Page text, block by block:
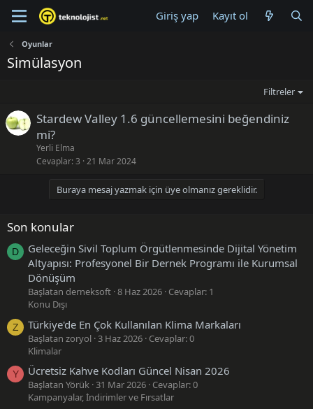
Giriş yap Kayıt ol
Oyunlar
Simülasyon
Filtreler
Stardew Valley 1.6 güncellemesini beğendiniz
mi?
Yerli Elma
Cevaplar 3 21 Mar 2024
Buraya mesaj yazmak için üye olmanız gereklidir.
Son konular
D
Geleceğin Sivil Toplum Örgütlenmesinde Dijital Yönetim
Altyapısı: Profesyonel Bir Dernek Programı ile Kurumsal
Dönüşüm
Başlatan derneksoft 8 Haz 2026 Cevaplar: 1
Konu Dışı
Z Türkiye'de En Çok Kullanılan Klima Markaları
Başlatan zoryol 3 Haz 2026 Cevaplar: 0
Klimalar
Y Ücretsiz Kahve Kodları Güncel Nisan 2026
Başlatan Yörük 31 Mar 2026 Cevaplar: 0
Kampanyalar, İndirimler ve Fırsatlar